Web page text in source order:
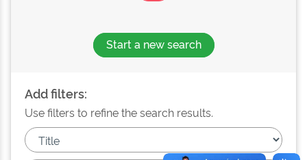
Start a new search
Add filters:
Use filters to refine the search results.